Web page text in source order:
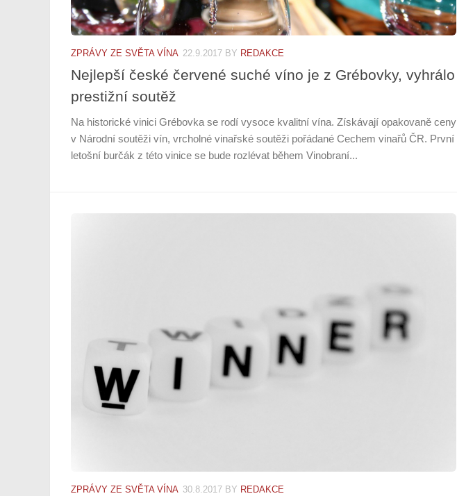
ZPRÁVY ZE SVĚTA VÍNA 22.9.2017 BY REDAKCE
Nejlepší české červené suché víno je z Grébovky, vyhrálo
prestižní soutěž
Na historické vinici Grébovka se rodí vysoce kvalitní vína. Získávají opakovaně ceny
v Národní soutěži vín, vrcholné vinařské soutěži pořádané Cechem vinařů ČR. První
letošní burčák z této vinice se bude rozlévat během Vinobraní...
ZPRÁVY ZE SVĚTA VÍNA 30.8.2017 BY REDAKCE